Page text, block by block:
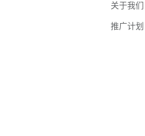
关于我们
推广计划